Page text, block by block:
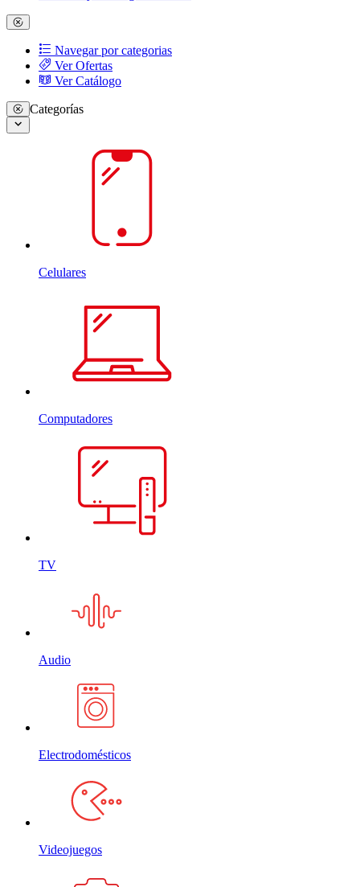
Navegar por categorias
Ver Ofertas
Ver Catálogo
Categorías
Celulares
Computadores
TV
Audio
Electrodomésticos
Videojuegos